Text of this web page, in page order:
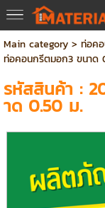
Main category> ท่อค
ท่อคอนกรีตมอก3 ขนาด
รหัสสินค้า :
าด 0.50 ม.